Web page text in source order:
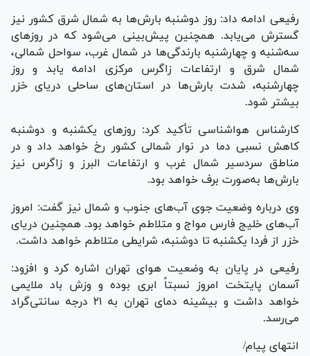
رفیعی ادامه داد: روز دوشنبه بارش‌ها به شمال شرق کشور نیز
گسترش می‌یابد. همچنین پیش‌بینی می‌شود که در روز‌های
سه‌شنبه و چهارشنبه بارندگی‌ها در شمال غرب، سواحل شمالی،
شمال شرق و ارتفاعات زاگرس مرکزی ادامه یابد و روز
چهارشنبه، شدت بارش‌ها در استان‌های ساحلی دریای خزر
بیشتر شود.
کارشناس هواشناسی تأکید کرد: روز‌های یکشنبه و دوشنبه
کاهش نسبی دما در نوار شمالی کشور رخ خواهد داد و در
مناطق سردسیر شمال غرب و ارتفاعات البرز و زاگرس نیز
بارش‌ها به‌صورت برف خواهد بود.
وی درباره وضعیت جوی آب‌های جنوب و شمال نیز گفت: امروز
آب‌های خلیج فارس مواج و متلاطم خواهد بود. همچنین دریای
خزر از فردا یکشنبه تا دوشنبه، شرایطی متلاطم خواهد داشت.
رفیعی در پایان به وضعیت هوای تهران اشاره کرد و افزود:
آسمان پایتخت امروز نسبتاً ابری بوده و وزش باد ملایمی
خواهد داشت و بیشینه دمای تهران به ۲۱ درجه سانتی‌گراد
می‌رسد.
انتهای پیام/